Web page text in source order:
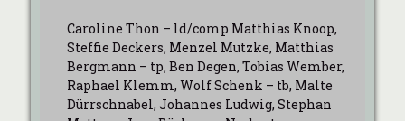
Caroline Thon – ld/comp Matthias Knoop,
Steffie Deckers, Menzel Mutzke, Matthias
Bergmann – tp, Ben Degen, Tobias Wember,
Raphael Klemm, Wolf Schenk – tb, Malte
Dürrschnabel, Johannes Ludwig, Stephan